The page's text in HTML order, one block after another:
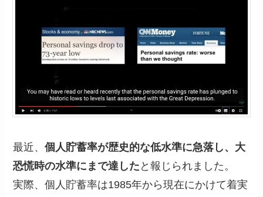
最近、個人貯蓄率が歴史的な低水準に急落し、大
恐慌時の水準にまで達した と報じられました。
実際、個人貯蓄率は1985年から現在にかけて着実